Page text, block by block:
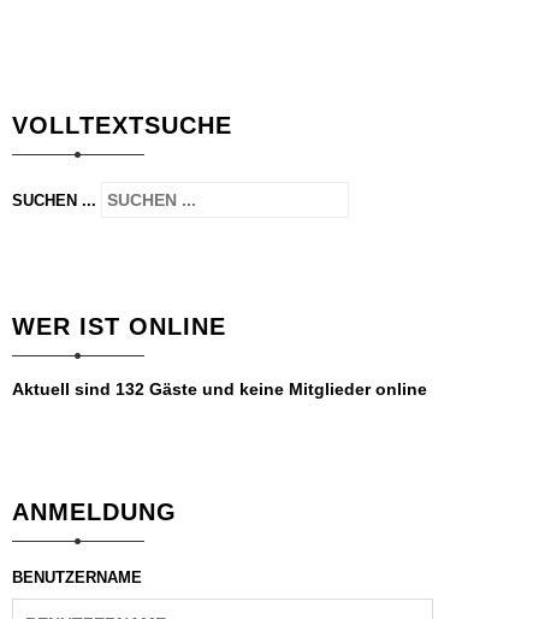
VOLLTEXTSUCHE
SUCHEN ...
WER IST ONLINE
Aktuell sind 132 Gäste und keine Mitglieder online
ANMELDUNG
BENUTZERNAME